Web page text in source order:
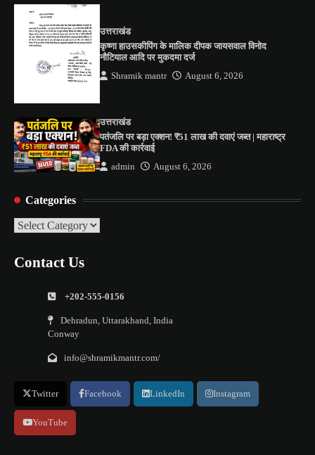
उत्तराखंड
कृष्णा हाउसकीपिंग के मालिक दीपक जायसवाल विनोद
नौटियाल आदि पर मुकदमा दर्ज
Shramik mantr August 6, 2026
उत्तराखंड
पतंजलि पर बड़ा एक्शन! ₹51 लाख की दवाएं जब्त | महाराष्ट्र
FDA की कार्रवाई
admin August 6, 2026
Categories
Categories
Contact Us
+202-555-0156
Dehradun, Uttarakhand, India
Conway
info@shramikmantr.com/
Twitter Facebook LinkedIn Instagram
YouTube